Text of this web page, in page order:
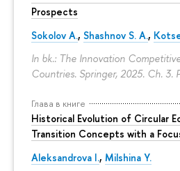
Prospects
Sokolov A., Shashnov S. A.,
In bk.: The Innovation
Countries. Springer, 2025. Ch. 3.
Глава в книге
Historical Evolution of Circular
Transition Concepts with a
Aleksandrova I., Milshina Y.